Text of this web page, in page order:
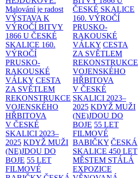
Malování je radost
VÝSTAVA K
VÝROČÍ BITVY
1866 U ČESKÉ
SKALICE 160.
VÝROČÍ
PRUSKO-
RAKOUSKÉ
VÁLKY CESTA
ZA SVĚTLEM
REKONSTRUKCE
VOJENSKÉHO
HŘBITOVA
V ČESKÉ
SKALICI 2023–
2025 KDYŽ MUŽI
(NE)JDOU DO
BOJE 55 LET
FILMOVÉ
ČESKÉ SKALICE
160. VÝROČÍ
PRUSKO-
RAKOUSKÉ
VÁLKY CESTA
ZA SVĚTLEM
REKONSTRUKCE
VOJENSKÉHO
HŘBITOVA
V ČESKÉ
SKALICI 2023–
2025 KDYŽ MUŽI
(NE)JDOU DO
BOJE 55 LET
FILMOVÉ
BABIČKY ČESKÁ
SKALICE 450 LET
MĚSTEM STÁLÁ
EXPOZICE